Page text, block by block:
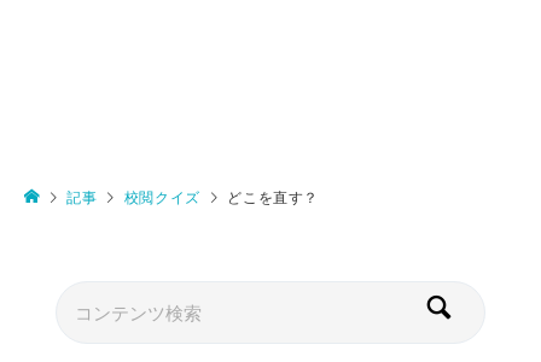
記事 校閲クイズ どこを直す？